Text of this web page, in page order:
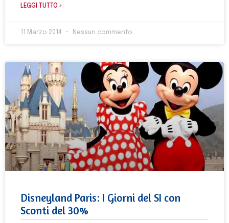
LEGGI TUTTO »
11 Marzo 2014 Nessun commento
Disneyland Paris: I Giorni del SI con
Sconti del 30%